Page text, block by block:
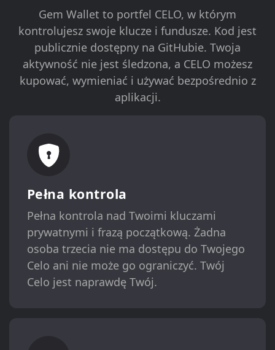
Gem Wallet to portfel CELO, w którym
kontrolujesz swoje klucze i fundusze. Kod jest
publicznie dostępny na GitHubie. Twoja
aktywność nie jest śledzona, a CELO możesz
kupować, wymieniać i używać bezpośrednio z
aplikacji.
Pełna kontrola
Pełna kontrola nad Twoimi kluczami
prywatnymi i frazą początkową. Żadna
osoba trzecia nie ma dostępu do Twojego
Celo ani nie może go ograniczyć. Twój
Celo jest naprawdę Twój.